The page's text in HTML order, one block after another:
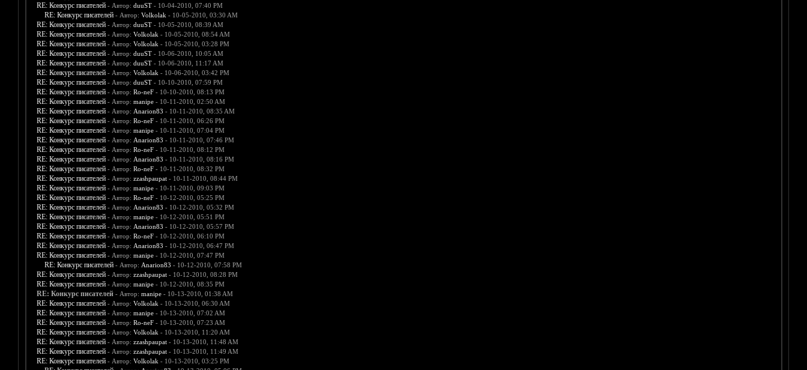
RE: Конкурс писателей - Автор: duuST- 10-04-2010, 07:40 PM
RE: Конкурс писателей - Автор: Volkolak - 10-05-2010, 03:30 AM
RE: Конкурс писателей - Автор: duuST- 10-05-2010, 08:39 AM
RE: Конкурс писателей - Автор: Volkolak - 10-05-2010, 08:54 AM
RE: Конкурс писателей - Автор: Volkolak - 10-05-2010, 03:28 PM
RE: Конкурс писателей - Автор: duuST- 10-06-2010, 10:05 AM
RE: Конкурс писателей - Автор: duuST- 10-06-2010, 11:17 AM
RE: Конкурс писателей - Автор: Volkolak - 10-06-2010, 03:42 PM
RE: Конкурс писателей - Автор: duuST- 10-10-2010, 07:59 PM
RE: Конкурс писателей - Автор: Ro-neF- 10-10-2010, 08:13 PM
RE: Конкурс писателей - Автор: manipe- 10-11-2010, 02:50 AM
RE: Конкурс писателей - Автор: Anarion83 - 10-11-2010, 08:35 AM
RE: Конкурс писателей - Автор: Ro-neF- 10-11-2010, 06:26 PM
RE: Конкурс писателей - Автор: manipe- 10-11-2010, 07:04 PM
RE: Конкурс писателей - Автор: Anarion83 - 10-11-2010, 07:46 PM
RE: Конкурс писателей - Автор: Ro-neF- 10-11-2010, 08:12 PM
RE: Конкурс писателей - Автор: Anarion83 - 10-11-2010, 08:16 PM
RE: Конкурс писателей - Автор: Ro-neF- 10-11-2010, 08:32 PM
RE: Конкурс писателей - Автор: zzashpaupat- 10-11-2010, 08:44 PM
RE: Конкурс писателей - Автор: manipe- 10-11-2010, 09:03 PM
RE: Конкурс писателей - Автор: Ro-neF- 10-12-2010, 05:25 PM
RE: Конкурс писателей - Автор: Anarion83 - 10-12-2010, 05:32 PM
RE: Конкурс писателей - Автор: manipe- 10-12-2010, 05:51 PM
RE: Конкурс писателей - Автор: Anarion83 - 10-12-2010, 05:57 PM
RE: Конкурс писателей - Автор: Ro-neF- 10-12-2010, 06:10 PM
RE: Конкурс писателей - Автор: Anarion83 - 10-12-2010, 06:47 PM
RE: Конкурс писателей - Автор: manipe- 10-12-2010, 07:47 PM
RE: Конкурс писателей - Автор: Anarion83 - 10-12-2010, 07:58 PM
RE: Конкурс писателей - Автор: zzashpaupat- 10-12-2010, 08:28 PM
RE: Конкурс писателей - Автор: manipe- 10-12-2010, 08:35 PM
RE: Конкурс писателей - Автор: manipe- 10-13-2010, 01:38 AM
RE: Конкурс писателей - Автор: Volkolak - 10-13-2010, 06:30 AM
RE: Конкурс писателей - Автор: manipe- 10-13-2010, 07:02 AM
RE: Конкурс писателей - Автор: Ro-neF- 10-13-2010, 07:23 AM
RE: Конкурс писателей - Автор: Volkolak - 10-13-2010, 11:20 AM
RE: Конкурс писателей - Автор: zzashpaupat- 10-13-2010, 11:48 AM
RE: Конкурс писателей - Автор: zzashpaupat- 10-13-2010, 11:49 AM
RE: Конкурс писателей - Автор: Volkolak - 10-13-2010, 03:25 PM